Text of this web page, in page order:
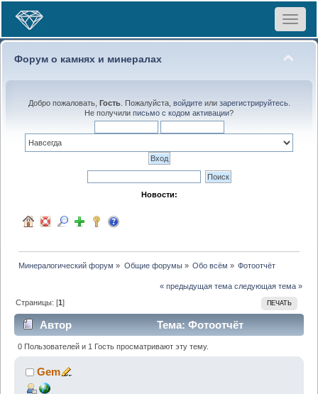
Toggle
Форум о камнях и минералах
Добро пожаловать, Гость. Пожалуйста, войдитеили зарегистрируйтесь.
Не получили письмо с кодом активации?
Новости:
Минералогический форум » Общие форумы» Обо всём » Фотоотчёт
« предыдущая тема следующая тема »
ПЕЧАТЬ
Страницы: [1]
Автор
Тема: Фотоотчёт
(Прочитано 4289 раз)
0 Пользователей и 1 Гость просматривают эту тему.
Gem